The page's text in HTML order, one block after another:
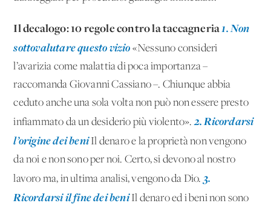
Il decalogo:10 regole contro la taccagneria1. Non
sottovalutare questo vizio «Nessuno consideri
l’avarizia come malattia di poca importanza –
raccomanda Giovanni Cassiano –. Chiunque abbia
ceduto anche una sola volta non può non essere presto
infiammato da un desiderio più violento».2. Ricordarsi
l’origine dei beniIl denaro e la proprietà non vengono
da noi e non sono per noi. Certo, si devono al nostro
lavoro ma, in ultima analisi, vengono da Dio. 3.
Ricordarsi il fine dei beniIl denaro ed i beni non sono